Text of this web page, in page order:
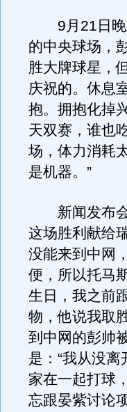
9月21日晚
的中央球场，
胜大牌球星，
庆祝的。休息
抱。拥抱化掉
天双赛，谁也
场，体力消耗
是机器。”
新闻发布会
这场胜利献给
没能来到中网
便，所以托马
生日，我之前
物，他说我取
到中网的彭帅
是：“我从没
家在一起打球
忘跟晏紫讨论